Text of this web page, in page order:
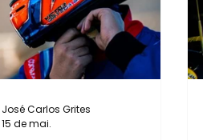
José Carlos Grites
15 de mai.